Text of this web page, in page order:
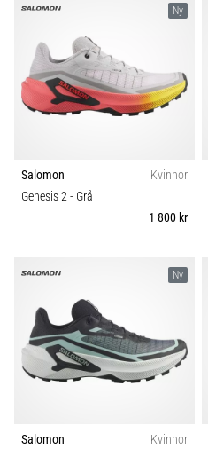
åtgärder
Löparknä,
även
känt
som
iliotibialbandssyndrom
ett
mycket
löpare
Vad…
artiklar
Ny
Salomon
Kvinnor
Genesis 2- Grå
1 800 kr
Ny
Salomon
Kvinnor